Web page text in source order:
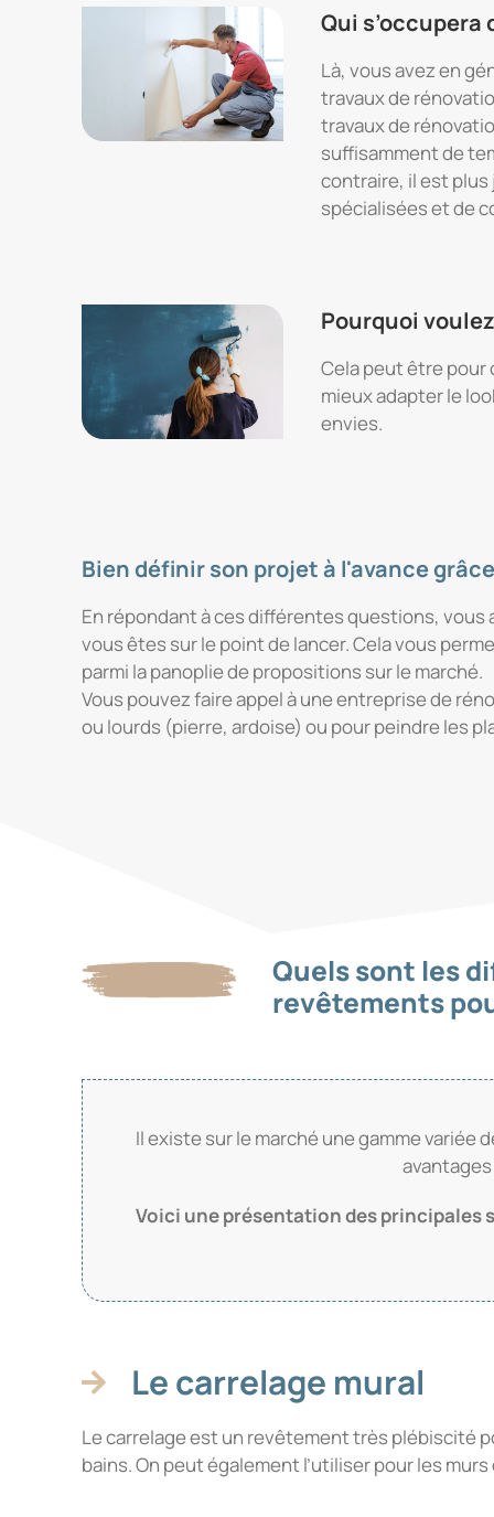
Qui s’occupera
Là, vous avez en
travaux de
travaux de
suffisamment de
contraire, il est
spécialisées et de
Pourquoi
Cela peut être pour
mieux adapter le
envies.
Bien définir son projet à l'avance
En répondant à ces différentes questions, vous
vous êtes sur le point de lancer. Cela vous
parmi la panoplie de propositions sur le marché.
Vous pouvez faire appel à une entreprise de
ou lourds (pierre, ardoise) ou pour peindre les
Quels sont les
revêtements
Il existe sur le marché une gamme
Voici une présentation des principales
Le carrelage mural
Le carrelage est un revêtement très plébiscité
bains. On peut également l’utiliser pour les